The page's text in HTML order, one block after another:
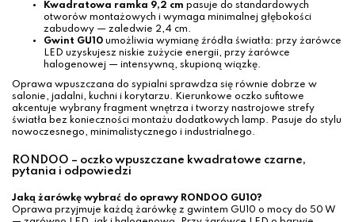
Kwadratowa ramka 9,2 cm pasuje do standardowych
otworów montażowych i wymaga minimalnej głębokości
zabudowy — zaledwie 2,4 cm.
Gwint GU10 umożliwia wymianę źródła światła: przy żarówce
LED uzyskujesz niskie zużycie energii, przy żarówce
halogenowej — intensywną, skupioną wiązkę.
Oprawa wpuszczana do sypialni sprawdza się równie dobrze w
salonie, jadalni, kuchni i korytarzu. Kierunkowe oczko sufitowe
akcentuje wybrany fragment wnętrza i tworzy nastrojowe strefy
światła bez konieczności montażu dodatkowych lamp. Pasuje do stylu
nowoczesnego, minimalistycznego i industrialnego.
RONDOO – oczko wpuszczane kwadratowe czarne,
pytania i odpowiedzi
Jaką żarówkę wybrać do oprawy RONDOO GU10?
Oprawa przyjmuje każdą żarówkę z gwintem GU10 o mocy do 50 W